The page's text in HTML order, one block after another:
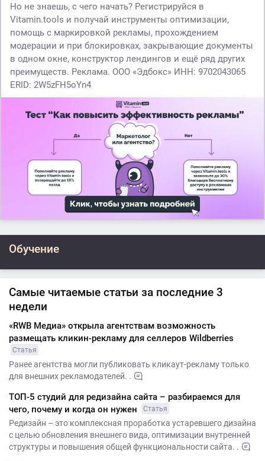
Но не знаешь, с чего начать? Регистрируйся в
Vitamin.tools и получай инструменты оптимизации,
помощь с маркировкой рекламы, прохождением
модерации и при блокировках, закрывающие документы
в одном окне, конструктор лендингов и ещё ряд других
преимуществ. Реклама. ООО «Эдбокс» ИНН: 9702043065
ERID: 2W5zFH5oYn4
Обучение
Самые читаемые статьи за последние 3
недели
«RWB Медиа» открыла агентствам возможность
размещать кликин-рекламу для селлеров Wildberries
Статья
Ранее агентства могли публиковать кликаут-рекламу только
для внешних рекламодателей. .
ТОП-5 студий для редизайна сайта – разбираемся для
чего, почему и когда он нужен
Статья
Редизайн – это комплексная проработка устаревшего дизайна
с целью обновления внешнего вида, оптимизации внутренней
структуры и повышения общей функциональности сайта. .